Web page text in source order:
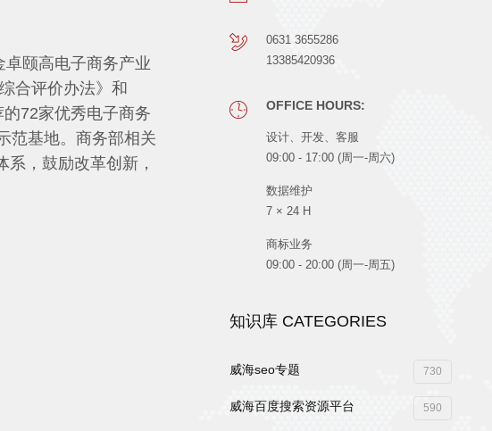
颐高电子商务产业
合评价办法》和
72家优秀电子商务
范基地。商务部相关
，鼓励改革创新，
0631 3655286
13385420936
OFFICE HOURS:
设计、开发、客服
09:00 - 17:00 (周一-周六)
数据维护
7 × 24 H
商标业务
09:00 - 20:00 (周一-周五)
知识库 CATEGORIES
威海seo专题 730
威海百度搜索资源平台 590